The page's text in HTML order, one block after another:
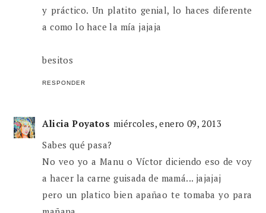
y práctico. Un platito genial, lo haces diferente
a como lo hace la mía jajaja
besitos
RESPONDER
Alicia Poyatos miércoles, enero 09, 2013
Sabes qué pasa?
No veo yo a Manu o Víctor diciendo eso de voy
a hacer la carne guisada de mamá... jajajaj
pero un platico bien apañao te tomaba yo para